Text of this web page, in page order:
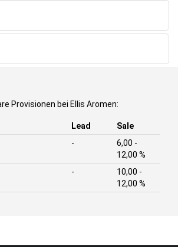
Provisionen bei Ellis Aromen:
Lead
Sale
-
6,00 -
12,00 %
-
10,00 -
12,00 %